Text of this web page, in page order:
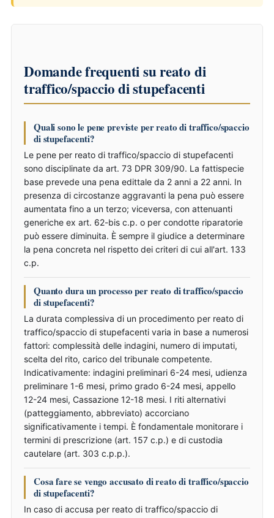
Domande frequenti su reato di
traffico/spaccio di stupefacenti
Quali sono le pene previste per reato di traffico/spaccio
di stupefacenti?
Le pene per reato di traffico/spaccio di stupefacenti
sono disciplinate da art. 73 DPR 309/90. La fattispecie
base prevede una pena edittale da 2 anni a 22 anni. In
presenza di circostanze aggravanti la pena può essere
aumentata fino a un terzo; viceversa, con attenuanti
generiche ex art. 62-bis c.p. o per condotte riparatorie
può essere diminuita. È sempre il giudice a determinare
la pena concreta nel rispetto dei criteri di cui all'art. 133
c.p.
Quanto dura un processo per reato di traffico/spaccio
di stupefacenti?
La durata complessiva di un procedimento per reato di
traffico/spaccio di stupefacenti varia in base a numerosi
fattori: complessità delle indagini, numero di imputati,
scelta del rito, carico del tribunale competente.
Indicativamente: indagini preliminari 6-24 mesi, udienza
preliminare 1-6 mesi, primo grado 6-24 mesi, appello
12-24 mesi, Cassazione 12-18 mesi. I riti alternativi
(patteggiamento, abbreviato) accorciano
significativamente i tempi. È fondamentale monitorare i
termini di prescrizione (art. 157 c.p.) e di custodia
cautelare (art. 303 c.p.p.).
Cosa fare se vengo accusato di reato di traffico/spaccio
di stupefacenti?
In caso di accusa per reato di traffico/spaccio di